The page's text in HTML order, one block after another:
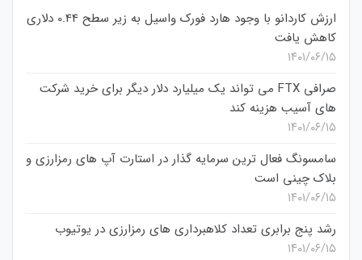
ارزش کاردانو با وجود هارد فورک واسیل به زیر سطح 0.44 دلاری
کاهش یافت
۱۴۰۱/۰۶/۱۵
صرافی FTX می تواند یک میلیارد دلار دیگر برای خرید شرکت
های آسیب هزینه کند
۱۴۰۱/۰۶/۱۵
سامسونگ فعال‌ ترین سرمایه‌ گذار در استارت‌ آپ‌ های رمزارزی و
بلاک چینی است
۱۴۰۱/۰۶/۱۵
رشد پنج برابری تعداد کلاهبرداری های رمزارزی در یوتیوب
۱۴۰۱/۰۶/۱۵